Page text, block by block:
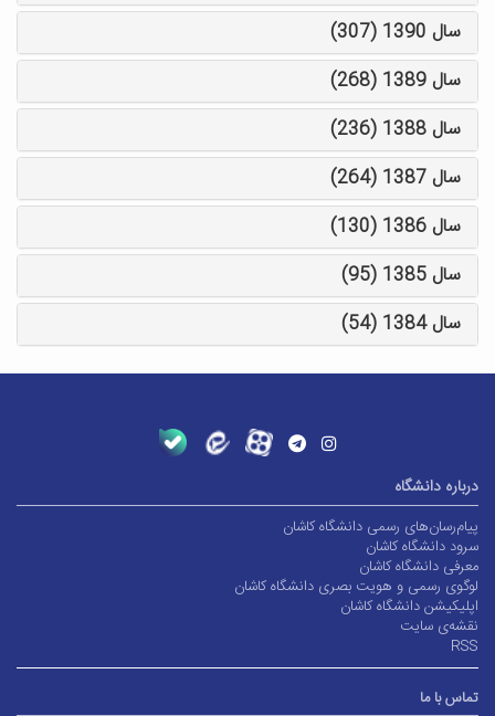
سال 1390 (307)
سال 1389 (268)
سال 1388 (236)
سال 1387 (264)
سال 1386 (130)
سال 1385 (95)
سال 1384 (54)
درباره دانشگاه
پیام‌رسان‌های رسمی دانشگاه کاشان
سرود دانشگاه کاشان
معرفی دانشگاه کاشان
لوگوی رسمی و هویت بصری دانشگاه کاشان
اپلیکیشن دانشگاه کاشان
نقشه‌ی سایت
RSS
تماس با ما